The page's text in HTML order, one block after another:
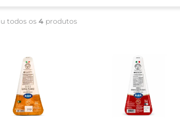
todos os4 produtos